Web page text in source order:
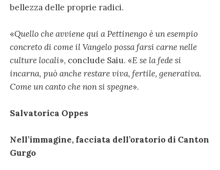
bellezza delle proprie radici.
«Quello che avviene qui a Pettinengo è un esempio
concreto di come il Vangelo possa farsi carne nelle
culture locali», conclude Saiu. «E se la fede si
incarna, può anche restare viva, fertile, generativa.
Come un canto che non si spegne».
Salvatorica Oppes
Nell’immagine, facciata dell’oratorio di Canton
Gurgo